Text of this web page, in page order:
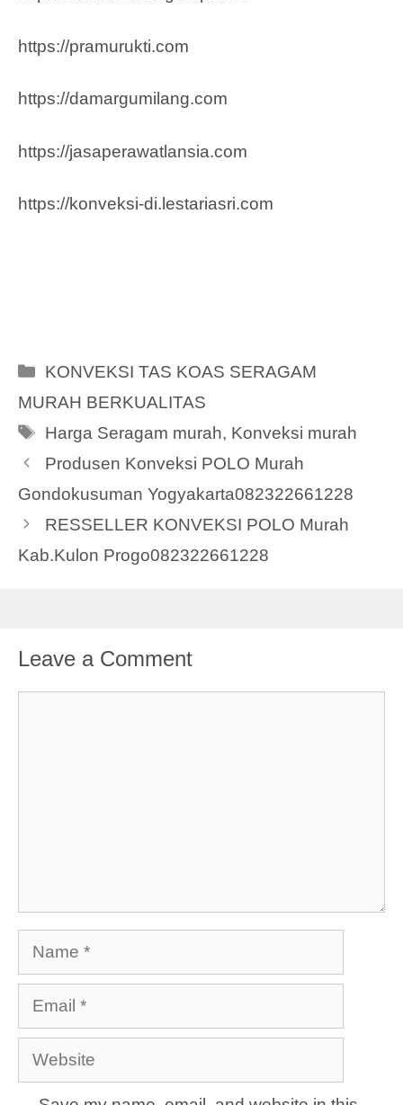
https://pramurukti.com
https://damargumilang.com
https://jasaperawatlansia.com
https://konveksi-di.lestariasri.com
Categories
KONVEKSI TAS KOAS SERAGAM
MURAH BERKUALITAS
Tags
Harga Seragam murah, Konveksi murah
Produsen Konveksi POLO Murah
Gondokusuman Yogyakarta082322661228
RESSELLER KONVEKSI POLO Murah
Kab.Kulon Progo082322661228
Leave a Comment
Name
Email
Website